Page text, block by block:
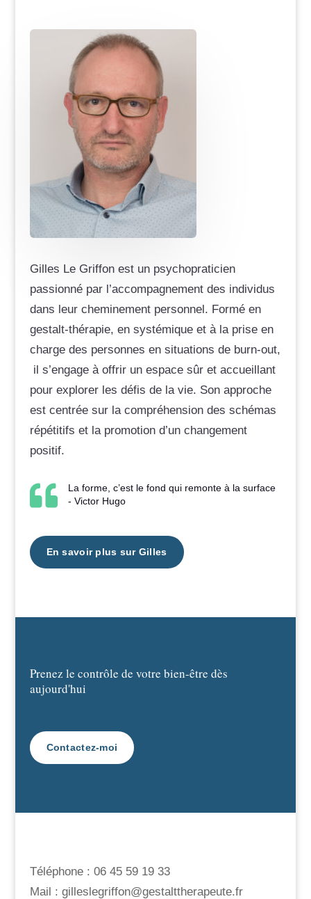
Gilles Le Griffon est un psychopraticien
passionné par l’accompagnement des individus
dans leur cheminement personnel. Formé en
gestalt-thérapie, en systémique et à la prise en
charge des personnes en situations de burn-out,
il s’engage à offrir un espace sûr et accueillant
pour explorer les défis de la vie. Son approche
est centrée sur la compréhension des schémas
répétitifs et la promotion d’un changement
positif.

La forme, c’est le fond qui remonte à la surface
- Victor Hugo
En savoir plus sur Gilles
Prenez le contrôle de votre bien-être dès
aujourd'hui
Contactez-moi
Téléphone : 06 45 59 19 33
Mail : gilleslegriffon@gestalttherapeute.fr